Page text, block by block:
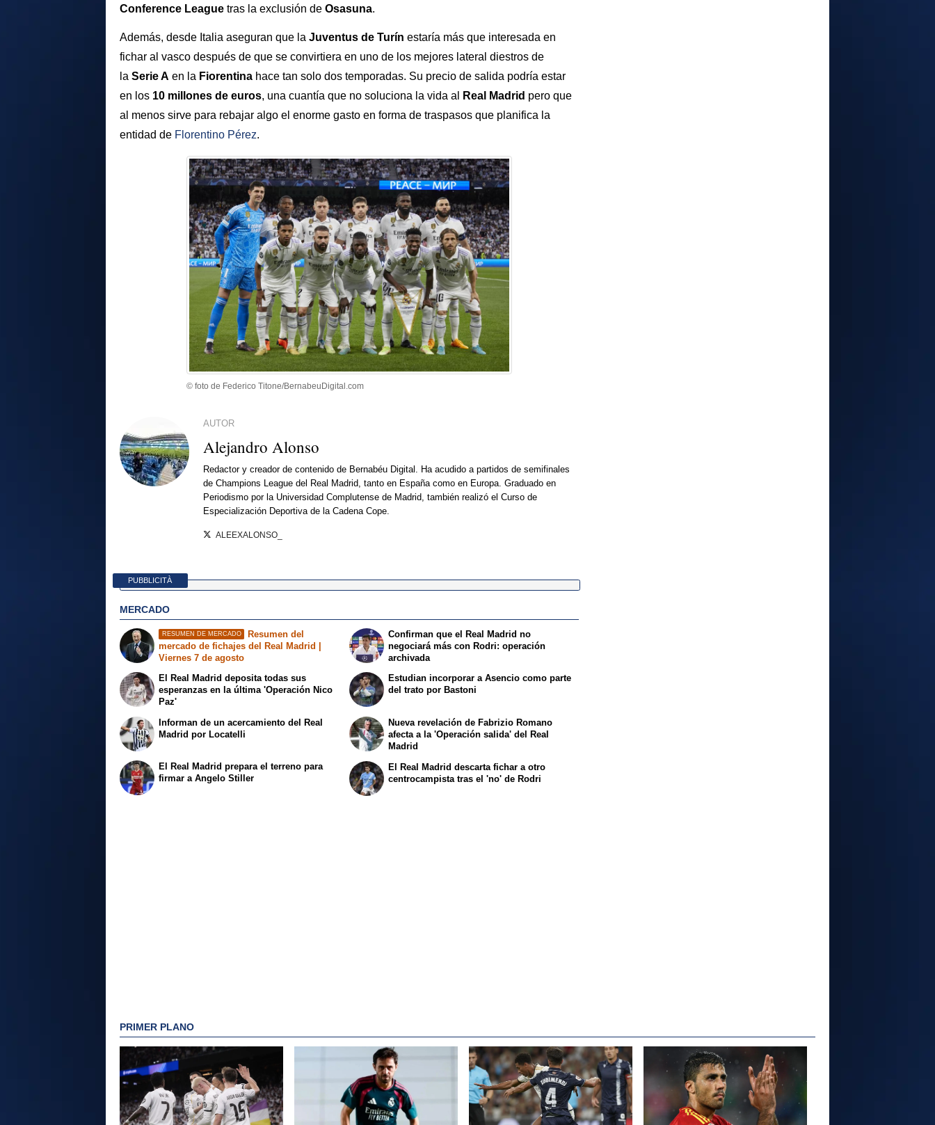
Conference League tras la exclusión de Osasuna.
Además, desde Italia aseguran que la Juventus de Turín estaría más que interesada en
fichar al vasco después de que se convirtiera en uno de los mejores lateral diestros de
la Serie A en la Fiorentina hace tan solo dos temporadas. Su precio de salida podría estar
en los 10 millones de euros, una cuantía que no soluciona la vida al Real Madrid pero que
al menos sirve para rebajar algo el enorme gasto en forma de traspasos que planifica la
entidad de Florentino Pérez.
© foto de Federico Titone/BernabeuDigital.com
AUTOR
Alejandro Alonso
Redactor y creador de contenido de Bernabéu Digital. Ha acudido a partidos de semifinales
de Champions League del Real Madrid, tanto en España como en Europa. Graduado en
Periodismo por la Universidad Complutense de Madrid, también realizó el Curso de
Especialización Deportiva de la Cadena Cope.
ALEEXALONSO_
PUBBLICITÀ
MERCADO
RESUMEN DE MERCADO
Resumen del
mercado de fichajes del Real Madrid |
Viernes 7 de agosto
El Real Madrid deposita todas sus
esperanzas en la última 'Operación Nico
Paz'
Confirman que el Real Madrid no
negociará más con Rodri: operación
archivada
Estudian incorporar a Asencio como parte
del trato por Bastoni
Informan de un acercamiento del Real
Madrid por Locatelli
El Real Madrid prepara el terreno para
firmar a Angelo Stiller
Nueva revelación de Fabrizio Romano
afecta a la 'Operación salida' del Real
Madrid
El Real Madrid descarta fichar a otro
centrocampista tras el 'no' de Rodri
PRIMER PLANO